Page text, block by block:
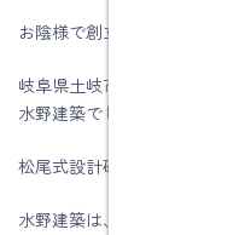
お陰様で創立５9周年を迎え
岐阜県土岐市、注文住宅＆省
水野建築でした。
松尾式設計研修プログラム受
水野建築は、ZEHビルダー